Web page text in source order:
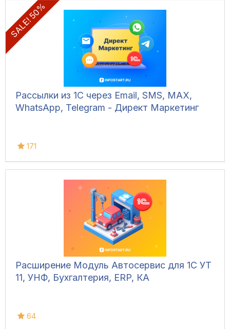
SALE! 50%
Рассылки из 1С через Email, SMS, MAX,
WhatsApp, Telegram - Директ Маркетинг
171
Расширение Модуль Автосервис для 1С УТ
11, УНФ, Бухгалтерия, ERP, КА
64